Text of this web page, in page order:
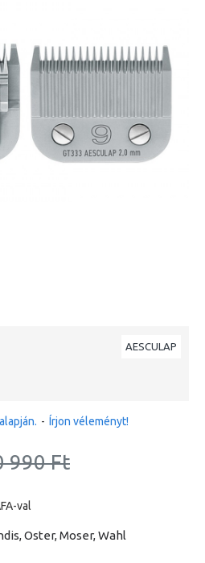
AESCULAP
- Írjon véleményt!
990 Ft
val
Oster, Moser, Wahl